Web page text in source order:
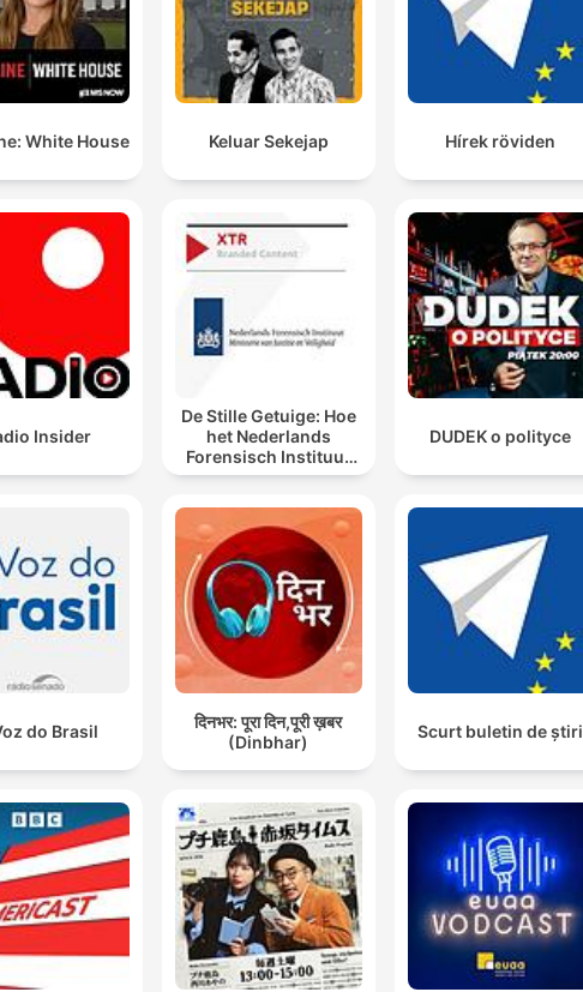
White House Keluar Sekejap Hírek röviden
Insider
De Stille Getuige: Hoe
het Nederlands
Forensisch Instituut
sporen laat spreken
DUDEK o polityce
do Brasil
दिनभर: पूरा दिन,पूरी ख़बर
(Dinbhar)
Scurt buletin de știri